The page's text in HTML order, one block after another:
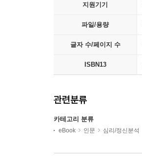
지원기기
파일/용량
글자 수/페이지 수
ISBN13
관련분류
카테고리 분류
eBook 인문 심리/정신분석